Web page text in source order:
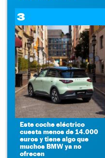
3
Este coche eléctrico
cuesta menos de 14.000
euros y tiene algo que
muchos BMW ya no
ofrecen